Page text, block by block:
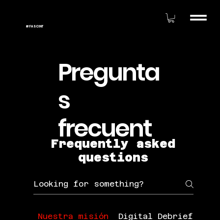
#FASCINT
Pregunta
s
frecuent
es
Frequently asked
questions
Nuestra misión Digital Debrief